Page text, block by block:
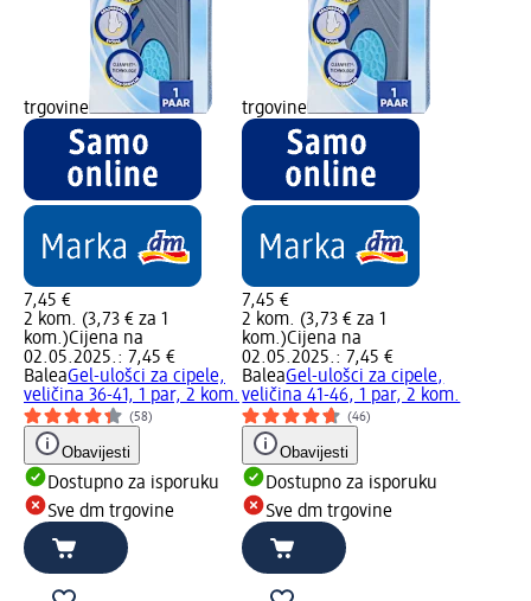
trgovine
7,45 €
2 kom. (3,73 € za 1
kom.)Cijena na
02.05.2025.: 7,45 €
BaleaGel-ulošci za cipele,
veličina 36-41, 1 par, 2 kom.
(58)
Obavijesti
Dostupno za isporuku
Sve dm trgovine
trgovine
7,45 €
2 kom. (3,73 € za 1
kom.)Cijena na
02.05.2025.: 7,45 €
BaleaGel-ulošci za cipele,
veličina 41-46, 1 par, 2 kom.
(46)
Obavijesti
Dostupno za isporuku
Sve dm trgovine